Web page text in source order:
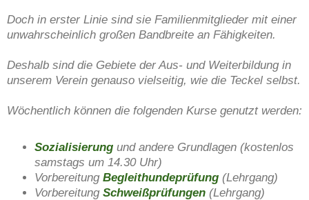
Doch in erster Linie sind sie Familienmitglieder mit einer
unwahrscheinlich großen Bandbreite an Fähigkeiten.
Deshalb sind die Gebiete der Aus- und Weiterbildung in
unserem Verein genauso vielseitig, wie die Teckel selbst.
Wöchentlich können die folgenden Kurse genutzt werden:
Sozialisierung und andere Grundlagen (kostenlos
samstags um 14.30 Uhr)
Vorbereitung Begleithundeprüfung (Lehrgang)
Vorbereitung Schweißprüfungen (Lehrgang)